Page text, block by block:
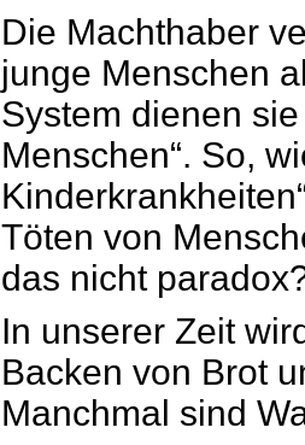
Die Machthaber
junge Menschen
System dienen
Menschen“. So,
Töten von
das nicht
In unserer Zeit
Backen von Brot
Manchmal sind